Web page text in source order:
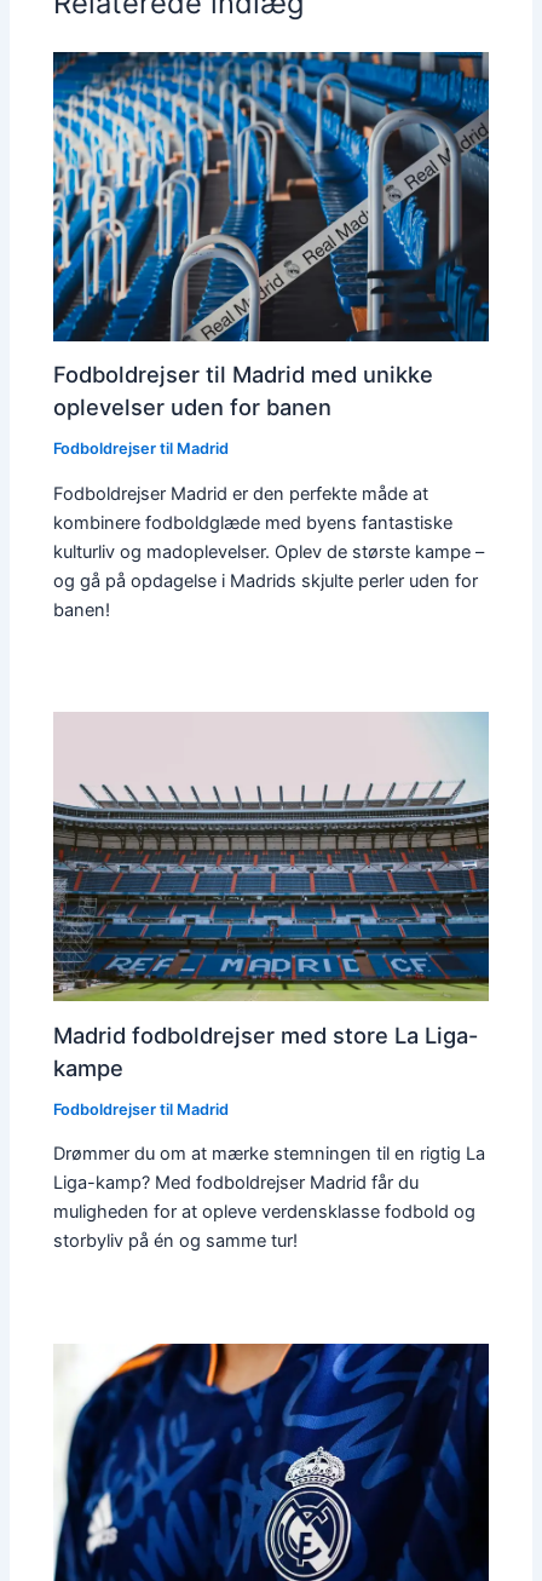
Fodboldrejser til Madrid med unikke
oplevelser uden for banen
Fodboldrejser til Madrid
Fodboldrejser Madrid er den perfekte måde at
kombinere fodboldglæde med byens fantastiske
kulturliv og madoplevelser. Oplev de største kampe –
og gå på opdagelse i Madrids skjulte perler uden for
banen!
Madrid fodboldrejser med store La Liga-
kampe
Fodboldrejser til Madrid
Drømmer du om at mærke stemningen til en rigtig La
Liga-kamp? Med fodboldrejser Madrid får du
muligheden for at opleve verdensklasse fodbold og
storbyliv på én og samme tur!